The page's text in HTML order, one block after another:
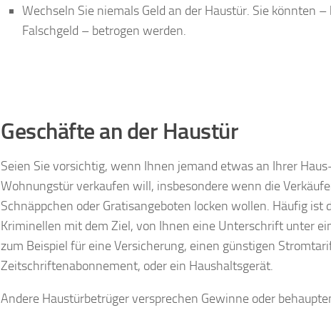
Wechseln Sie niemals Geld an der Haustür. Sie könnten
Falschgeld – betrogen werden.
Geschäfte an der Haustür
Seien Sie vorsichtig, wenn Ihnen jemand etwas an Ihrer
Wohnungstür verkaufen will, insbesondere wenn die
Schnäppchen oder Gratisangeboten locken wollen. Häufig ist
Kriminellen mit dem Ziel, von Ihnen eine Unterschrift unter
zum Beispiel für eine Versicherung, einen günstigen
Zeitschriftenabonnement, oder ein Haushaltsgerät.
Andere Haustürbetrüger versprechen Gewinne oder